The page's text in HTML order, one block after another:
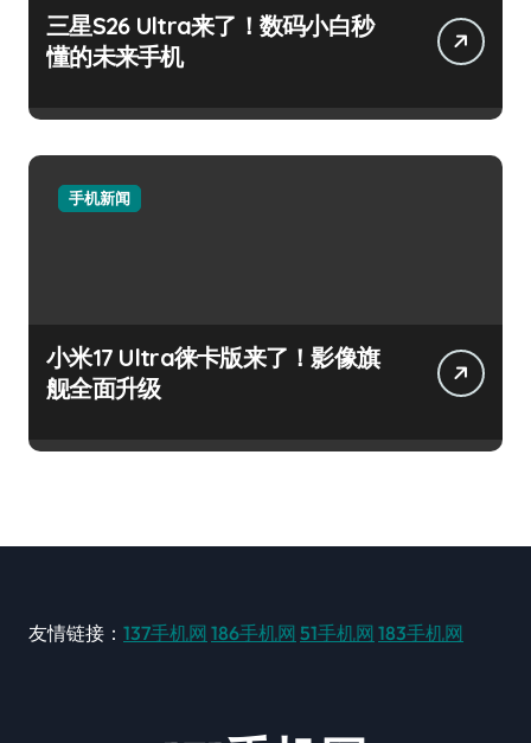
三星S26 Ultra来了！数码小白秒
懂的未来手机
手机新闻
小米17 Ultra徕卡版来了！影像旗
舰全面升级
友情链接： 137手机网 186手机网 51手机网 183手机网